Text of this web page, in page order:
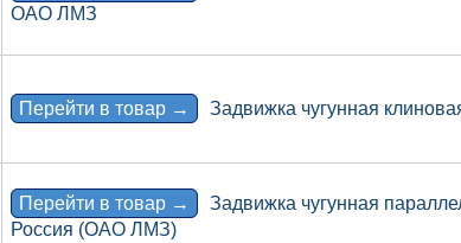
ОАО ЛМЗ
Перейти в товар → Задвижка чугунная
Перейти в товар →
Задвижка чугунная
Россия (ОАО ЛМЗ)